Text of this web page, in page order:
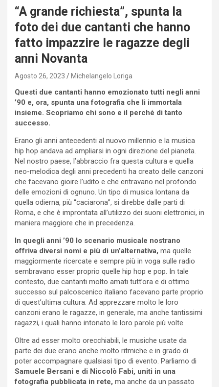
“A grande richiesta”, spunta la
foto dei due cantanti che hanno
fatto impazzire le ragazze degli
anni Novanta
Agosto 26, 2023 Michelangelo Loriga
Questi due cantanti hanno emozionato tutti negli anni
’90 e, ora, spunta una fotografia che li immortala
insieme. Scopriamo chi sono e il perché di tanto
successo.
Erano gli anni antecedenti al nuovo millennio e la musica
hip hop andava ad ampliarsi in ogni direzione del pianeta.
Nel nostro paese, l’abbraccio fra questa cultura e quella
neo-melodica degli anni precedenti ha creato delle canzoni
che facevano gioire l’udito e che entravano nel profondo
delle emozioni di ognuno. Un tipo di musica lontana da
quella odierna, più “caciarona”, si direbbe dalle parti di
Roma, e che è improntata all’utilizzo dei suoni elettronici, in
maniera maggiore che in precedenza.
In quegli anni ’90 lo scenario musicale nostrano
offriva diversi nomi e più di un’alternativa, ma quelle
maggiormente ricercate e sempre più in voga sulle radio
sembravano esser proprio quelle hip hop e pop. In tale
contesto, due cantanti molto amati tutt’ora e di ottimo
successo sul palcoscenico italiano facevano parte proprio
di quest’ultima cultura. Ad apprezzare molto le loro
canzoni erano le ragazze, in generale, ma anche tantissimi
ragazzi, i quali hanno intonato le loro parole più volte.
Oltre ad esser molto orecchiabili, le musiche usate da
parte dei due erano anche molto ritmiche e in grado di
poter accompagnare qualsiasi tipo di evento. Parliamo di
Samuele Bersani e di Niccolò Fabi, uniti in una
fotografia pubblicata in rete, ma anche da un passato